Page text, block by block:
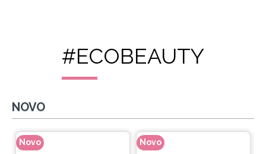
#ECOBEAUTY
NOVO
Novo Novo